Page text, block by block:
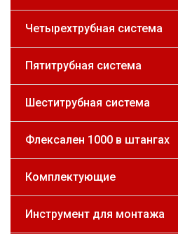
Четырехтрубная система
Пятитрубная система
Шеститрубная система
Флексален 1000 в штангах
Комплектующие
Инструмент для монтажа